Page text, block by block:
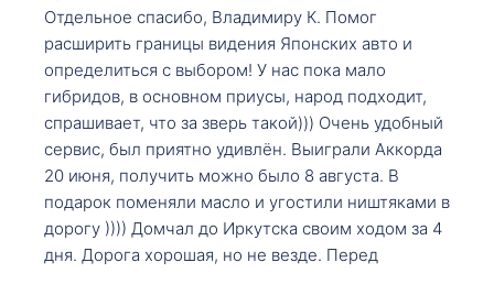
Отдельное спасибо, Владимиру К. Помог
расширить границы видения Японских авто и
определиться с выбором! У нас пока мало
гибридов, в основном приусы, народ подходит,
спрашивает, что за зверь такой))) Очень удобный
сервис, был приятно удивлён. Выиграли Аккорда
20 июня, получить можно было 8 августа. В
подарок поменяли масло и угостили ништяками в
дорогу )))) Домчал до Иркутска своим ходом за 4
дня. Дорога хорошая, но не везде. Перед